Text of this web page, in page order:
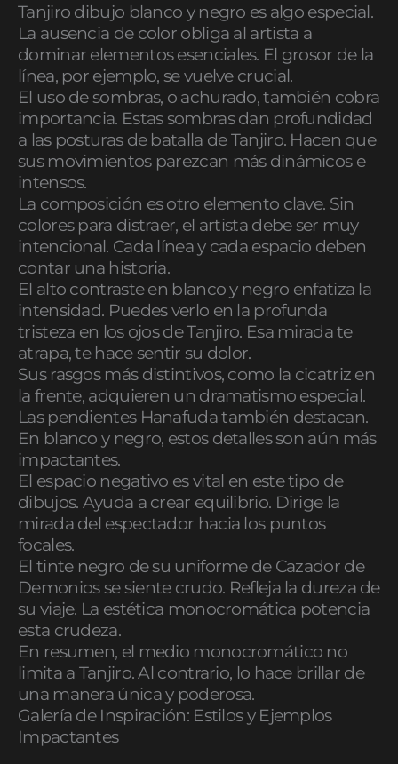
Tanjiro dibujo blanco y negro es algo especial.
La ausencia de color obliga al artista a
dominar elementos esenciales. El grosor de la
línea, por ejemplo, se vuelve crucial.
El uso de sombras, o achurado, también cobra
importancia. Estas sombras dan profundidad
a las posturas de batalla de Tanjiro. Hacen que
sus movimientos parezcan más dinámicos e
intensos.
La composición es otro elemento clave. Sin
colores para distraer, el artista debe ser muy
intencional. Cada línea y cada espacio deben
contar una historia.
El alto contraste en blanco y negro enfatiza la
intensidad. Puedes verlo en la profunda
tristeza en los ojos de Tanjiro. Esa mirada te
atrapa, te hace sentir su dolor.
Sus rasgos más distintivos, como la cicatriz en
la frente, adquieren un dramatismo especial.
Las pendientes Hanafuda también destacan.
En blanco y negro, estos detalles son aún más
impactantes.
El espacio negativo es vital en este tipo de
dibujos. Ayuda a crear equilibrio. Dirige la
mirada del espectador hacia los puntos
focales.
El tinte negro de su uniforme de Cazador de
Demonios se siente crudo. Refleja la dureza de
su viaje. La estética monocromática potencia
esta crudeza.
En resumen, el medio monocromático no
limita a Tanjiro. Al contrario, lo hace brillar de
una manera única y poderosa.
Galería de Inspiración: Estilos y Ejemplos
Impactantes